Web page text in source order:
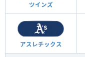
ツインズ
アスレチックス